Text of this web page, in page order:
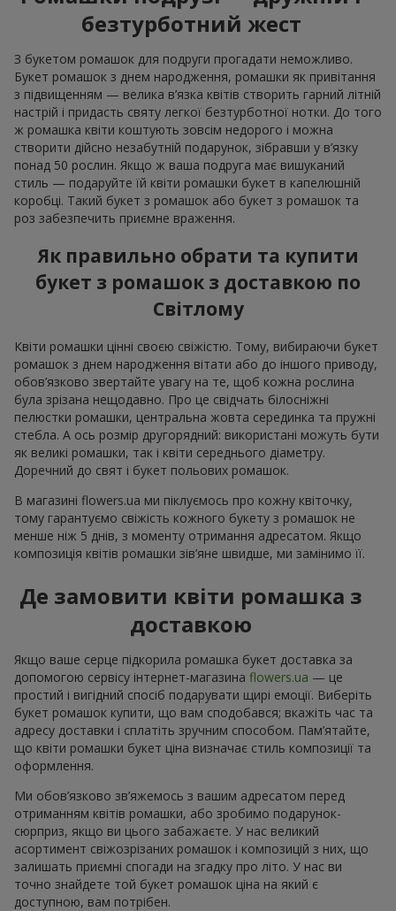
безтурботний жест
З букетом ромашок для подруги прогадати неможливо.
Букет ромашок з днем ​​народження, ромашки як привітання
з підвищенням — велика в’язка квітів створить гарний літній
настрій і придасть святу легкої безтурботної нотки. До того
ж ромашка квіти коштують зовсім недорого і можна
створити дійсно незабутній подарунок, зібравши у в’язку
понад 50 рослин. Якщо ж ваша подруга має вишуканий
стиль — подаруйте їй квіти ромашки букет в капелюшній
коробці. Такий букет з ромашок або букет з ромашок та
роз забезпечить приємне враження.
Як правильно обрати та купити
букет з ромашок з доставкою по
Світлому
Квіти ромашки цінні своєю свіжістю. Тому, вибираючи букет
ромашок з днем ​​народження вітати або до іншого приводу,
обов’язково звертайте увагу на те, щоб кожна рослина
була зрізана нещодавно. Про це свідчать білосніжні
пелюстки ромашки, центральна жовта серединка та пружні
стебла. А ось розмір другорядний: використані можуть бути
як великі ромашки, так і квіти середнього діаметру.
Доречний до свят і букет польових ромашок.
В магазині flowers.ua ми піклуємось про кожну квіточку,
тому гарантуємо свіжість кожного букету з ромашок не
менше ніж 5 днів, з моменту отримання адресатом. Якщо
композиція квітів ромашки зів’яне швидше, ми замінимо її.
Де замовити квіти ромашка з
доставкою
Якщо ваше серце підкорила ромашка букет доставка за
допомогою сервісу інтернет-магазина flowers.ua — це
простий і вигідний спосіб подарувати щирі емоції. Виберіть
букет ромашок купити, що вам сподобався; вкажіть час та
адресу доставки і сплатіть зручним способом. Пам’ятайте,
що квіти ромашки букет ціна визначає стиль композиції та
оформлення.
Ми обов’язково зв’яжемось з вашим адресатом перед
отриманням квітів ромашки, або зробимо подарунок-
сюрприз, якщо ви цього забажаєте. У нас великий
асортимент свіжозрізаних ромашок і композицій з них, що
залишать приємні спогади на згадку про літо. У нас ви
точно знайдете той букет ромашок ціна на який є
доступною, вам потрібен.